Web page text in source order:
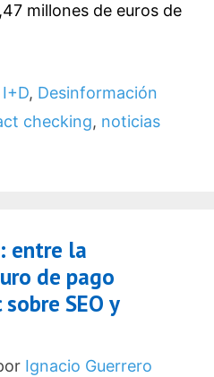
millones de euros de
, Desinformación
checking, noticias
entre la
de pago
SEO y
Ignacio Guerrero